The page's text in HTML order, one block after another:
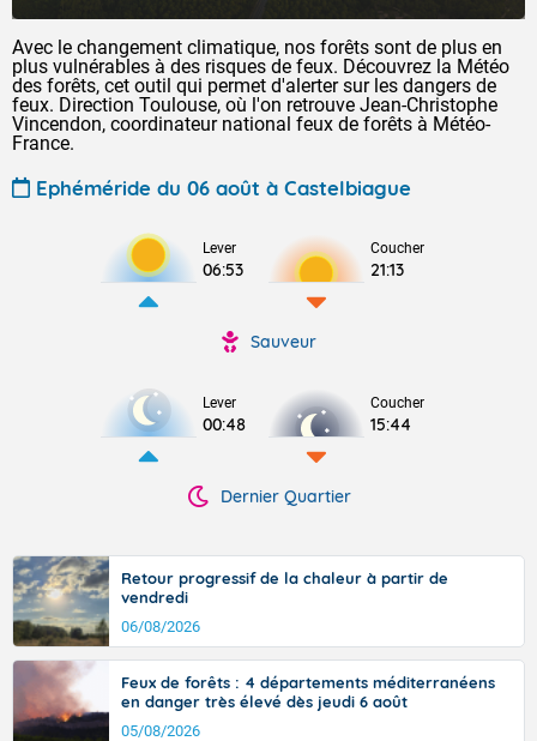
Avec le changement climatique, nos forêts sont de plus en
plus vulnérables à des risques de feux. Découvrez la Météo
des forêts, cet outil qui permet d'alerter sur les dangers de
feux. Direction Toulouse, où l'on retrouve Jean-Christophe
Vincendon, coordinateur national feux de forêts à Météo-
France.
Ephéméride du 06 août à Castelbiague
Lever
06:53
Coucher
21:13
Sauveur
Lever
00:48
Coucher
15:44
Dernier Quartier
Retour progressif de la chaleur à partir de
vendredi
06/08/2026
Feux de forêts : 4 départements méditerranéens
en danger très élevé dès jeudi 6 août
05/08/2026